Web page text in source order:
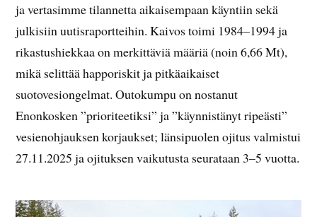
ja vertasimme tilannetta aikaisempaan käyntiin sekä
julkisiin uutisraportteihin. Kaivos toimi 1984–1994 ja
rikastushiekkaa on merkittäviä määriä (noin 6,66 Mt),
mikä selittää happoriskit ja pitkäaikaiset
suotovesiongelmat. Outokumpu on nostanut
Enonkosken ”prioriteetiksi” ja ”käynnistänyt ripeästi”
vesienohjauksen korjaukset; länsipuolen ojitus valmistui
27.11.2025 ja ojituksen vaikutusta seurataan 3–5 vuotta.